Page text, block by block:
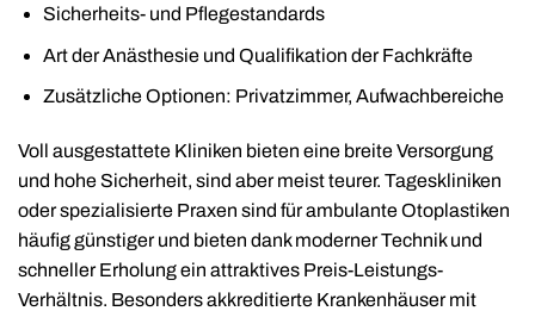
Sicherheits- und Pflegestandards
Art der Anästhesie und Qualifikation der Fachkräfte
Zusätzliche Optionen: Privatzimmer, Aufwachbereiche
Voll ausgestattete Kliniken bieten eine breite Versorgung
und hohe Sicherheit, sind aber meist teurer. Tageskliniken
oder spezialisierte Praxen sind für ambulante Otoplastiken
häufig günstiger und bieten dank moderner Technik und
schneller Erholung ein attraktives Preis-Leistungs-
Verhältnis. Besonders akkreditierte Krankenhäuser mit